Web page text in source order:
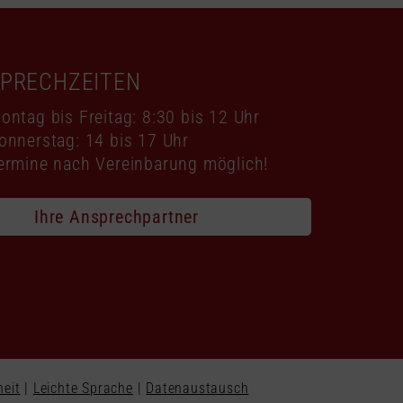
bis Freitag: 8:30 bis 12 Uhr
14 bis 17 Uhr
nach Vereinbarung möglich!
Ihre Ansprechpartner
| Leichte Sprache | Datenaustausch